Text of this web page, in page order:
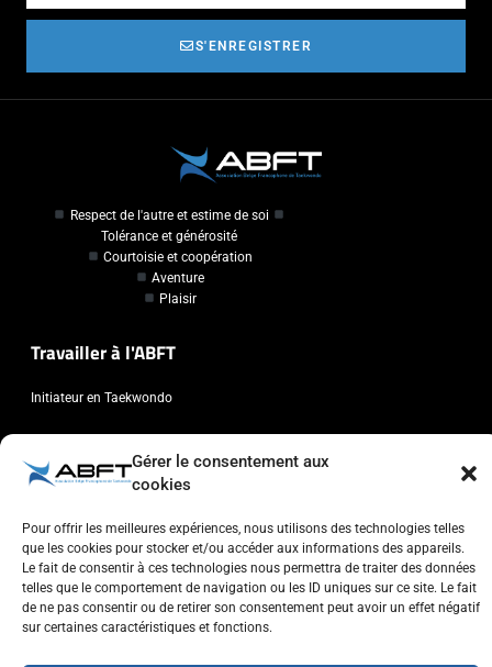
Gérer le consentement aux
cookies
Pour offrir les meilleures expériences, nous utilisons des technologies telles
que les cookies pour stocker et/ou accéder aux informations des appareils.
Le fait de consentir à ces technologies nous permettra de traiter des données
telles que le comportement de navigation ou les ID uniques sur ce site. Le fait
de ne pas consentir ou de retirer son consentement peut avoir un effet négatif
sur certaines caractéristiques et fonctions.
S'ENREGISTRER
Respect de l'autre et estime de soi
Tolérance et générosité
Courtoisie et coopération
Aventure
Plaisir
Travailler à l'ABFT
Initiateur en Taekwondo
Chaussée de Wavre, 2057 - 1160 Auderghem
info@abft.be
+32 (0)2 347 34 77